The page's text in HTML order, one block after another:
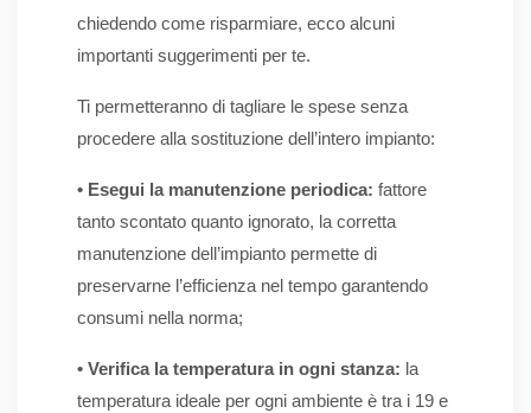
chiedendo come risparmiare, ecco alcuni
importanti suggerimenti per te.
Ti permetteranno di tagliare le spese senza
procedere alla sostituzione dell’intero impianto:
• Esegui la manutenzione periodica: fattore
tanto scontato quanto ignorato, la corretta
manutenzione dell’impianto permette di
preservarne l’efficienza nel tempo garantendo
consumi nella norma;
• Verifica la temperatura in ogni stanza: la
temperatura ideale per ogni ambiente è tra i 19 e